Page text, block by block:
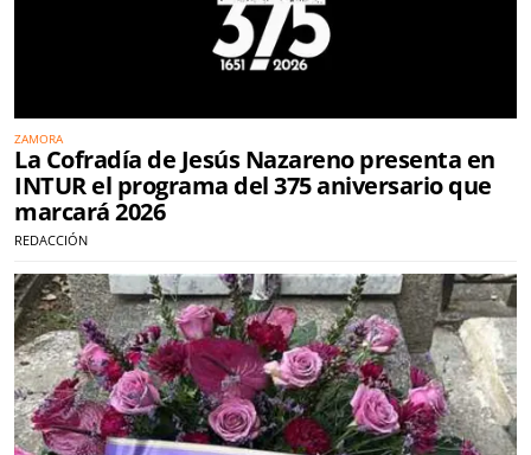
ZAMORA
La Cofradía de Jesús Nazareno presenta en
INTUR el programa del 375 aniversario que
marcará 2026
REDACCIÓN